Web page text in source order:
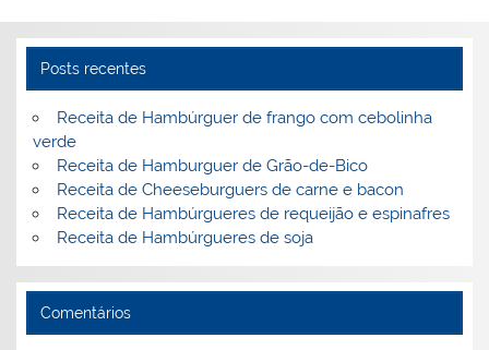
Posts recentes
Receita de Hambúrguer de frango com cebolinha
verde
Receita de Hamburguer de Grão-de-Bico
Receita de Cheeseburguers de carne e bacon
Receita de Hambúrgueres de requeijão e espinafres
Receita de Hambúrgueres de soja
Comentários